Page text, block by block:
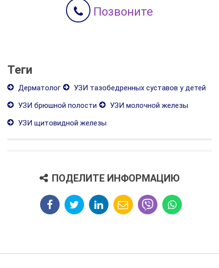
Позвоните
Теги
Дерматолог
УЗИ тазобедренных суставов у детей
УЗИ брюшной полости
УЗИ молочной железы
УЗИ щитовидной железы
ПОДЕЛИТЕ ИНФОРМАЦИЮ